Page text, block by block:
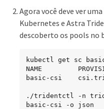
Agora você deve ver
Kubernetes e Astra
descoberto os pools no
kubectl get sc
NAME
basic-csi
./tridentctl -n
basic-csi -o json